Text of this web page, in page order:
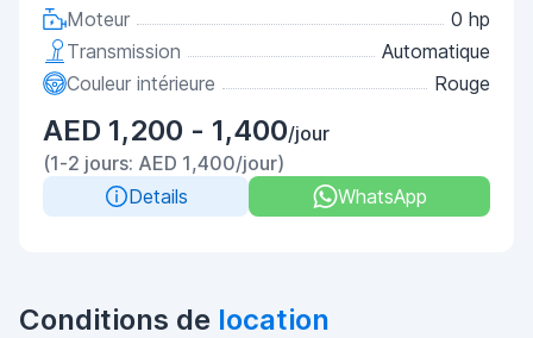
Moteur
0 hp
Transmission
Automatique
Couleur intérieure
Rouge
AED 1,200 - 1,400/jour
(1-2 jours: AED 1,400/jour)
Details
WhatsApp
Conditions de location